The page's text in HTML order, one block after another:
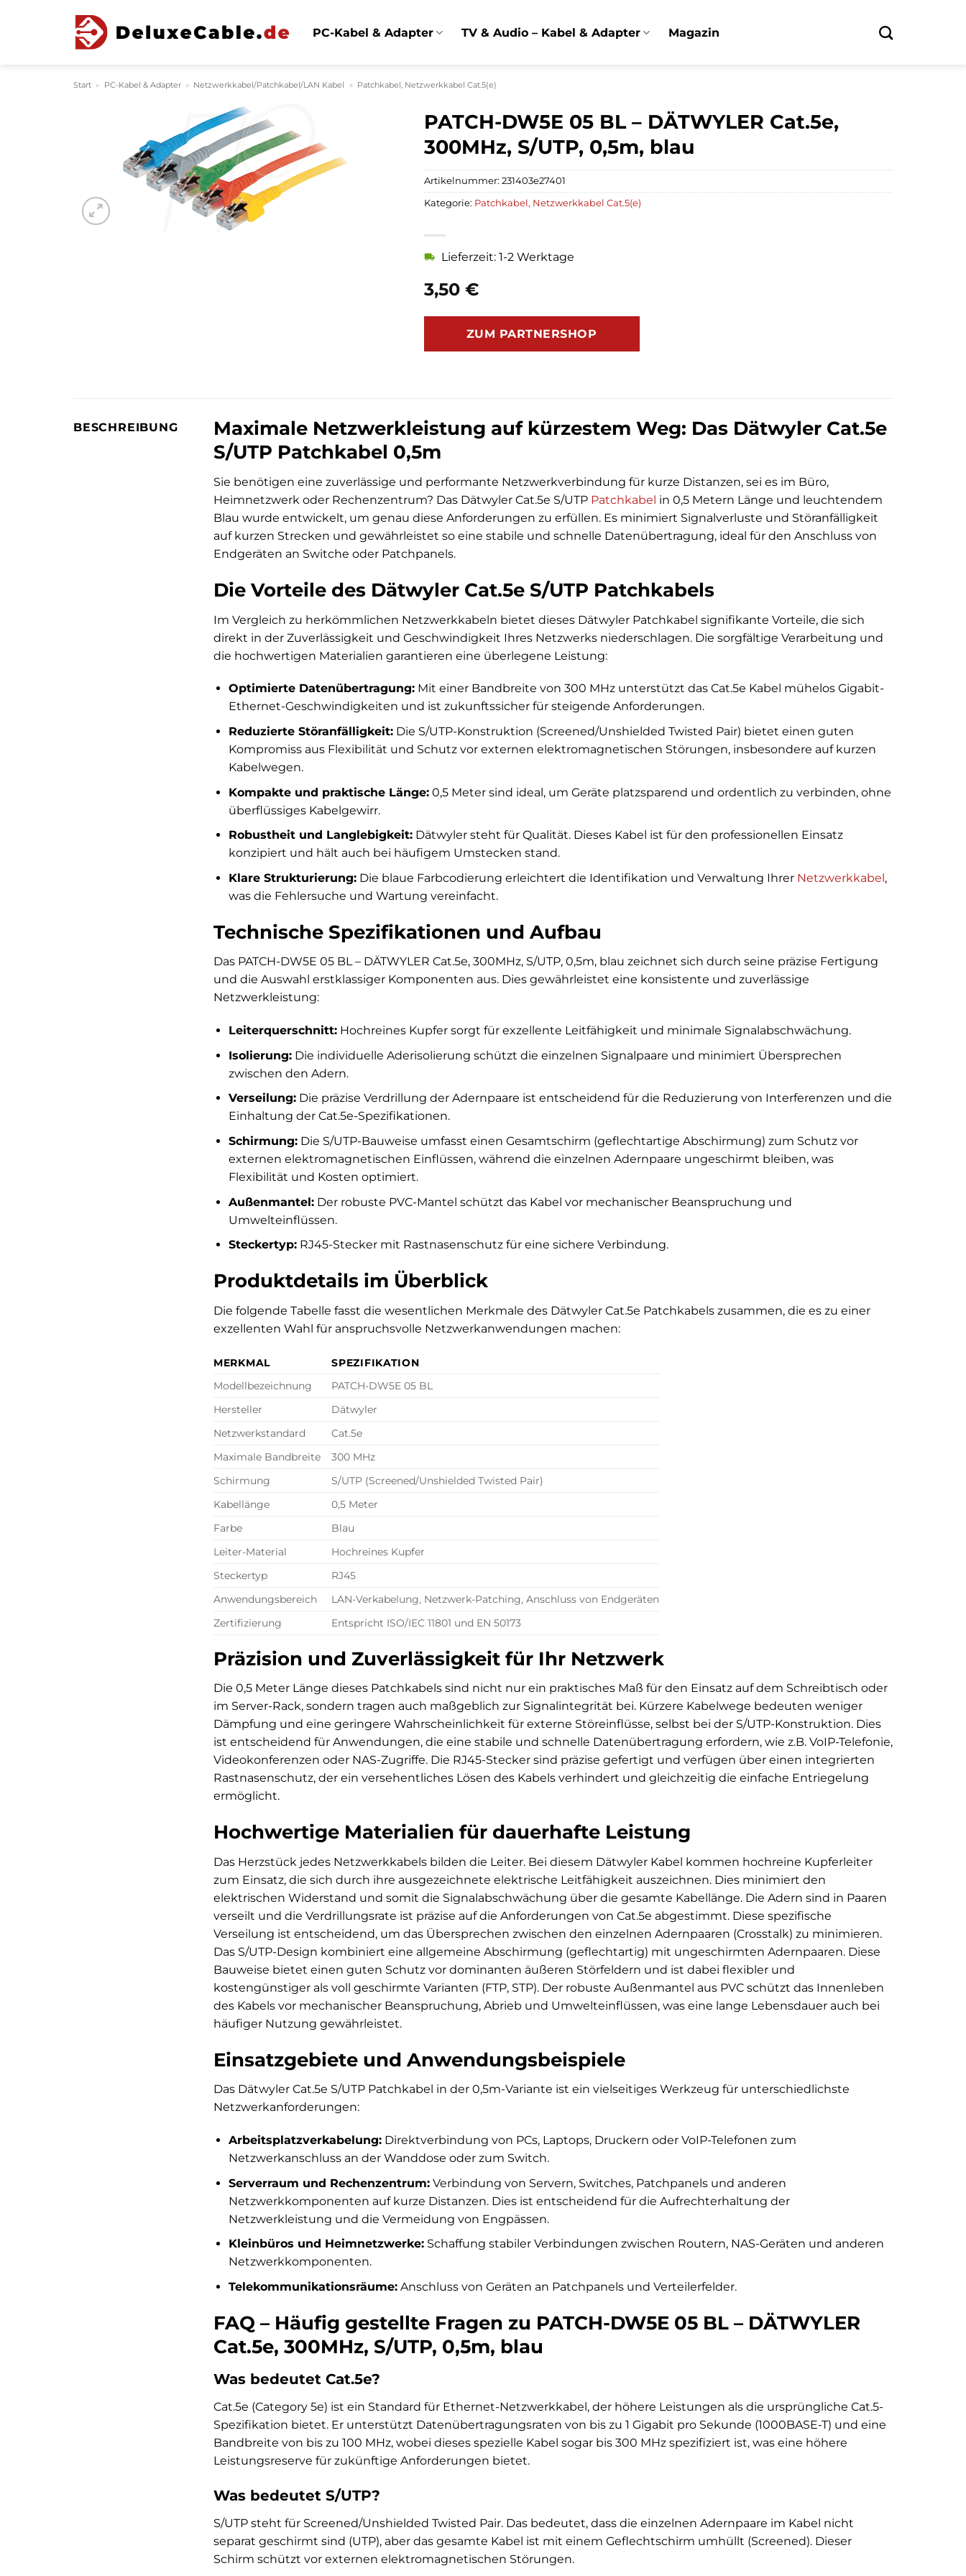
PC-Kabel & Adapter TV & Audio – Kabel & Adapter Magazin
Start » PC-Kabel & Adapter » Netzwerkkabel/Patchkabel/LAN Kabel » Patchkabel, Netzwerkkabel Cat.5(e)
PATCH-DW5E 05 BL – DÄTWYLER Cat.5e,
300MHz, S/UTP, 0,5m, blau
3,50 €
Lieferzeit: 1-2 Werktage
ZUM PARTNERSHOP
Artikelnummer: 231403e27401
Kategorie: Patchkabel, Netzwerkkabel Cat.5(e)
BESCHREIBUNG
Maximale Netzwerkleistung auf kürzestem Weg: Das Dätwyler Cat.5e
S/UTP Patchkabel 0,5m
Sie benötigen eine zuverlässige und performante Netzwerkverbindung für kurze Distanzen, sei es im Büro,
Heimnetzwerk oder Rechenzentrum? Das Dätwyler Cat.5e S/UTP Patchkabel in 0,5 Metern Länge und leuchtendem
Blau wurde entwickelt, um genau diese Anforderungen zu erfüllen. Es minimiert Signalverluste und Störanfälligkeit
auf kurzen Strecken und gewährleistet so eine stabile und schnelle Datenübertragung, ideal für den Anschluss von
Endgeräten an Switche oder Patchpanels.
Die Vorteile des Dätwyler Cat.5e S/UTP Patchkabels
Im Vergleich zu herkömmlichen Netzwerkkabeln bietet dieses Dätwyler Patchkabel signifikante Vorteile, die sich
direkt in der Zuverlässigkeit und Geschwindigkeit Ihres Netzwerks niederschlagen. Die sorgfältige Verarbeitung und
die hochwertigen Materialien garantieren eine überlegene Leistung:
Optimierte Datenübertragung:Mit einer Bandbreite von 300 MHz unterstützt das Cat.5e Kabel mühelos Gigabit-
Ethernet-Geschwindigkeiten und ist zukunftssicher für steigende Anforderungen.
Reduzierte Störanfälligkeit:Die S/UTP-Konstruktion (Screened/Unshielded Twisted Pair) bietet einen guten
Kompromiss aus Flexibilität und Schutz vor externen elektromagnetischen Störungen, insbesondere auf kurzen
Kabelwegen.
Kompakte und praktische Länge:0,5 Meter sind ideal, um Geräte platzsparend und ordentlich zu verbinden, ohne
überflüssiges Kabelgewirr.
Robustheit und Langlebigkeit:Dätwyler steht für Qualität. Dieses Kabel ist für den professionellen Einsatz
konzipiert und hält auch bei häufigem Umstecken stand.
Klare Strukturierung:Die blaue Farbcodierung erleichtert die Identifikation und Verwaltung Ihrer Netzwerkkabel,
was die Fehlersuche und Wartung vereinfacht.
Technische Spezifikationen und Aufbau
Das PATCH-DW5E 05 BL – DÄTWYLER Cat.5e, 300MHz, S/UTP, 0,5m, blau zeichnet sich durch seine präzise Fertigung
und die Auswahl erstklassiger Komponenten aus. Dies gewährleistet eine konsistente und zuverlässige
Netzwerkleistung:
Leiterquerschnitt:Hochreines Kupfer sorgt für exzellente Leitfähigkeit und minimale Signalabschwächung.
Isolierung:Die individuelle Aderisolierung schützt die einzelnen Signalpaare und minimiert Übersprechen
zwischen den Adern.
Verseilung:Die präzise Verdrillung der Adernpaare ist entscheidend für die Reduzierung von Interferenzen und die
Einhaltung der Cat.5e-Spezifikationen.
Schirmung:Die S/UTP-Bauweise umfasst einen Gesamtschirm (geflechtartige Abschirmung) zum Schutz vor
externen elektromagnetischen Einflüssen, während die einzelnen Adernpaare ungeschirmt bleiben, was
Flexibilität und Kosten optimiert.
Außenmantel:Der robuste PVC-Mantel schützt das Kabel vor mechanischer Beanspruchung und
Umwelteinflüssen.
Steckertyp:RJ45-Stecker mit Rastnasenschutz für eine sichere Verbindung.
Produktdetails im Überblick
Die folgende Tabelle fasst die wesentlichen Merkmale des Dätwyler Cat.5e Patchkabels zusammen, die es zu einer
exzellenten Wahl für anspruchsvolle Netzwerkanwendungen machen:
MERKMAL
SPEZIFIKATION
Modellbezeichnung
PATCH-DW5E 05 BL
Hersteller
Dätwyler
Netzwerkstandard
Cat.5e
Maximale Bandbreite
300 MHz
Schirmung
S/UTP (Screened/Unshielded Twisted Pair)
Kabellänge
0,5 Meter
Farbe
Blau
Leiter-Material
Hochreines Kupfer
Steckertyp
RJ45
Anwendungsbereich
LAN-Verkabelung, Netzwerk-Patching, Anschluss von Endgeräten
Zertifizierung
Entspricht ISO/IEC 11801 und EN 50173
Präzision und Zuverlässigkeit für Ihr Netzwerk
Die 0,5 Meter Länge dieses Patchkabels sind nicht nur ein praktisches Maß für den Einsatz auf dem Schreibtisch oder
im Server-Rack, sondern tragen auch maßgeblich zur Signalintegrität bei. Kürzere Kabelwege bedeuten weniger
Dämpfung und eine geringere Wahrscheinlichkeit für externe Störeinflüsse, selbst bei der S/UTP-Konstruktion. Dies
ist entscheidend für Anwendungen, die eine stabile und schnelle Datenübertragung erfordern, wie z.B. VoIP-Telefonie,
Videokonferenzen oder NAS-Zugriffe. Die RJ45-Stecker sind präzise gefertigt und verfügen über einen integrierten
Rastnasenschutz, der ein versehentliches Lösen des Kabels verhindert und gleichzeitig die einfache Entriegelung
ermöglicht.
Hochwertige Materialien für dauerhafte Leistung
Das Herzstück jedes Netzwerkkabels bilden die Leiter. Bei diesem Dätwyler Kabel kommen hochreine Kupferleiter
zum Einsatz, die sich durch ihre ausgezeichnete elektrische Leitfähigkeit auszeichnen. Dies minimiert den
elektrischen Widerstand und somit die Signalabschwächung über die gesamte Kabellänge. Die Adern sind in Paaren
verseilt und die Verdrillungsrate ist präzise auf die Anforderungen von Cat.5e abgestimmt. Diese spezifische
Verseilung ist entscheidend, um das Übersprechen zwischen den einzelnen Adernpaaren (Crosstalk) zu minimieren.
Das S/UTP-Design kombiniert eine allgemeine Abschirmung (geflechtartig) mit ungeschirmten Adernpaaren. Diese
Bauweise bietet einen guten Schutz vor dominanten äußeren Störfeldern und ist dabei flexibler und
kostengünstiger als voll geschirmte Varianten (FTP, STP). Der robuste Außenmantel aus PVC schützt das Innenleben
des Kabels vor mechanischer Beanspruchung, Abrieb und Umwelteinflüssen, was eine lange Lebensdauer auch bei
häufiger Nutzung gewährleistet.
Einsatzgebiete und Anwendungsbeispiele
Das Dätwyler Cat.5e S/UTP Patchkabel in der 0,5m-Variante ist ein vielseitiges Werkzeug für unterschiedlichste
Netzwerkanforderungen:
Arbeitsplatzverkabelung:Direktverbindung von PCs, Laptops, Druckern oder VoIP-Telefonen zum
Netzwerkanschluss an der Wanddose oder zum Switch.
Serverraum und Rechenzentrum:Verbindung von Servern, Switches, Patchpanels und anderen
Netzwerkkomponenten auf kurze Distanzen. Dies ist entscheidend für die Aufrechterhaltung der
Netzwerkleistung und die Vermeidung von Engpässen.
Kleinbüros und Heimnetzwerke:Schaffung stabiler Verbindungen zwischen Routern, NAS-Geräten und anderen
Netzwerkkomponenten.
Telekommunikationsräume:Anschluss von Geräten an Patchpanels und Verteilerfelder.
FAQ – Häufig gestellte Fragen zu PATCH-DW5E 05 BL – DÄTWYLER
Cat.5e, 300MHz, S/UTP, 0,5m, blau
Was bedeutet Cat.5e?
Cat.5e (Category 5e) ist ein Standard für Ethernet-Netzwerkkabel, der höhere Leistungen als die ursprüngliche Cat.5-
Spezifikation bietet. Er unterstützt Datenübertragungsraten von bis zu 1 Gigabit pro Sekunde (1000BASE-T) und eine
Bandbreite von bis zu 100 MHz, wobei dieses spezielle Kabel sogar bis 300 MHz spezifiziert ist, was eine höhere
Leistungsreserve für zukünftige Anforderungen bietet.
Was bedeutet S/UTP?
S/UTP steht für Screened/Unshielded Twisted Pair. Das bedeutet, dass die einzelnen Adernpaare im Kabel nicht
separat geschirmt sind (UTP), aber das gesamte Kabel ist mit einem Geflechtschirm umhüllt (Screened). Dieser
Schirm schützt vor externen elektromagnetischen Störungen.